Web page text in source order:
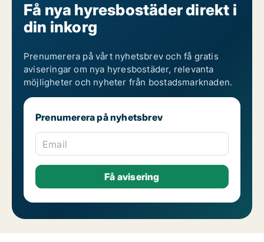
Få nya hyresbostäder direkt i
din inkorg
Prenumerera på vårt nyhetsbrev och få gratis
aviseringar om nya hyresbostäder, relevanta
möjligheter och nyheter från bostadsmarknaden.
Prenumerera på nyhetsbrev
Email